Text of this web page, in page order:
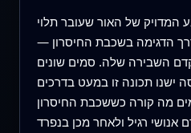
המדויק של האור שעובר תלוי
הדגימה בשכבת החיסרון —
השבירה שלה. סמים שונים
ישנו תכונה זו במעט בדרכים
מה קורה כששכבת החיסרון
רגיל ולאחר מכן בנפרד